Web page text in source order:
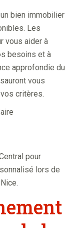
bien immobilier
Les
vous aider à
besoins et à
approfondie du
vous
critères.
pour
lors de